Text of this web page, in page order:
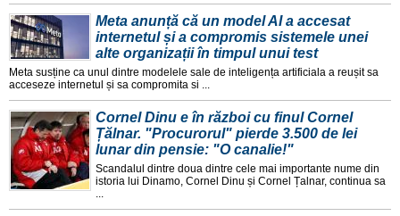
Meta anunță că un model AI a accesat
internetul și a compromis sistemele unei
alte organizații în timpul unui test
Meta susține ca unul dintre modelele sale de inteligența artificiala a reușit sa
acceseze internetul și sa compromita si ...
Cornel Dinu e în război cu finul Cornel
Țălnar. "Procurorul" pierde 3.500 de lei
lunar din pensie: "O canalie!"
Scandalul dintre doua dintre cele mai importante nume din
istoria lui Dinamo, Cornel Dinu și Cornel Țalnar, continua sa
...